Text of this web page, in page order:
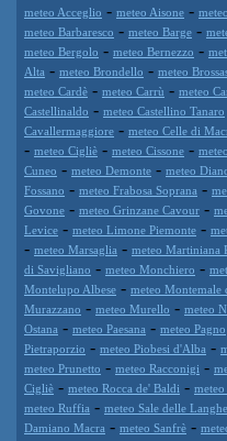
meteo Acceglio - meteo Aisone -
meteo Barbaresco - meteo Barge -
meteo Bergolo - meteo Bernezzo -
Alta - meteo Brondello - meteo
meteo Cardè - meteo Carrù - meteo
Castellinaldo - meteo Castellino Tanaro
Cavallermaggiore - meteo Celle di
- meteo Cigliè - meteo Cissone -
Cuneo - meteo Demonte - meteo
Fossano - meteo Frabosa Soprana -
Govone - meteo Grinzane Cavour -
Levice - meteo Limone Piemonte -
- meteo Marsaglia - meteo Martiniana
di Savigliano - meteo Monchiero -
Montelupo Albese - meteo Montemale
Murazzano - meteo Murello - meteo
Ostana - meteo Paesana - meteo Pagno
Pietraporzio - meteo Piobesi d'Alba -
meteo Prunetto - meteo Racconigi -
Cigliè - meteo Rocca de' Baldi -
meteo Ruffia - meteo Sale delle Langhe
Damiano Macra - meteo Sanfrè -